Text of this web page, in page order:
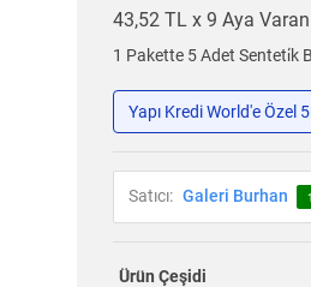
43,52 TL x 9 Aya Varan
1 Pakette 5 Adet Senteti̇k
Yapı Kredi World'e Özel
Satıcı: Galeri Burhan
Ürün Çeşidi